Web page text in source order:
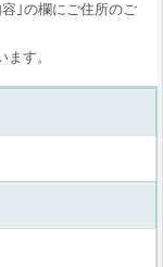
｣の欄にご住所のご
す。